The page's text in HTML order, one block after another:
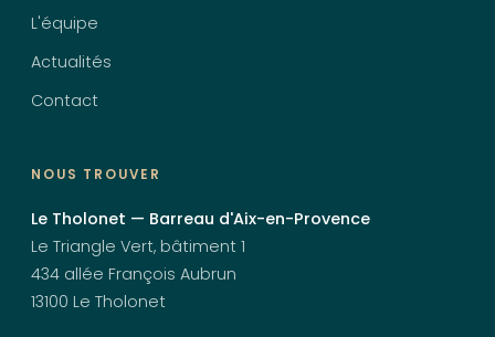
L'équipe
Actualités
Contact
NOUS TROUVER
Le Tholonet — Barreau d'Aix-en-Provence
Le Triangle Vert, bâtiment 1
434 allée François Aubrun
13100 Le Tholonet